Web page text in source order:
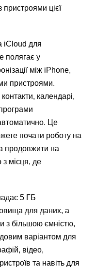
цієї
iCloud для
полягає у
між iPhone,
пристроями.
календарі,
Це
почати роботу на
продовжити на
з місця, де
5 ГБ
для даних, а
з більшою ємністю,
варіантом для
відео,
та навіть для